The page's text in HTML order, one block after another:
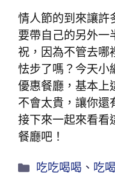
情人節的到來讓許
要帶自己的另外一
祝，因為不管去哪
怯步了嗎？今天小
優惠餐廳，基本上
不會太貴，讓你還
接下來一起來看看
餐廳吧！
吃吃喝喝 、 吃